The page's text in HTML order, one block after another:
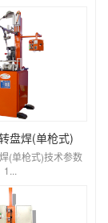
盘焊(单枪式)
(单枪式)技术参数
1...